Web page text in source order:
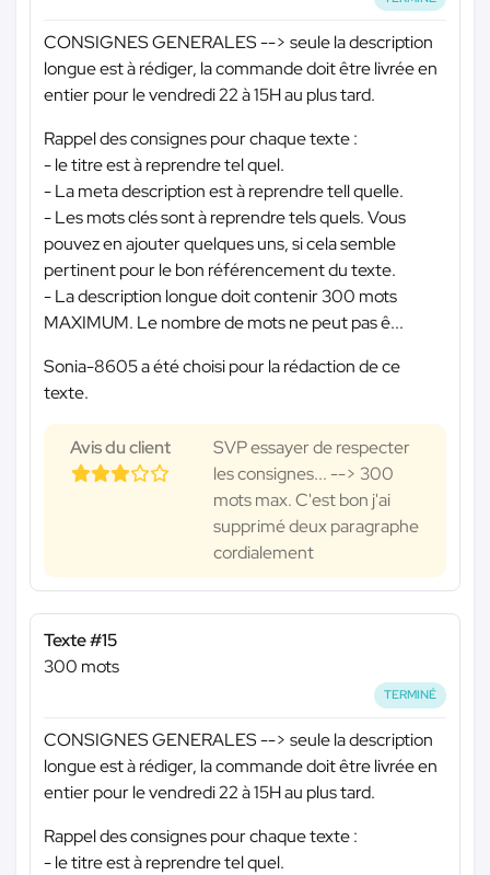
CONSIGNES GENERALES --> seule la description
longue est à rédiger, la commande doit être livrée en
entier pour le vendredi 22 à 15H au plus tard.
Rappel des consignes pour chaque texte :
- le titre est à reprendre tel quel.
- La meta description est à reprendre tell quelle.
- Les mots clés sont à reprendre tels quels. Vous
pouvez en ajouter quelques uns, si cela semble
pertinent pour le bon référencement du texte.
- La description longue doit contenir 300 mots
MAXIMUM. Le nombre de mots ne peut pas ê...
Sonia-8605 a été choisi pour la rédaction de ce
texte.
Avis du client
SVP essayer de respecter
les consignes... --> 300
mots max. C'est bon j'ai
supprimé deux paragraphe
cordialement
Texte #15
300 mots
TERMINÉ
CONSIGNES GENERALES --> seule la description
longue est à rédiger, la commande doit être livrée en
entier pour le vendredi 22 à 15H au plus tard.
Rappel des consignes pour chaque texte :
- le titre est à reprendre tel quel.